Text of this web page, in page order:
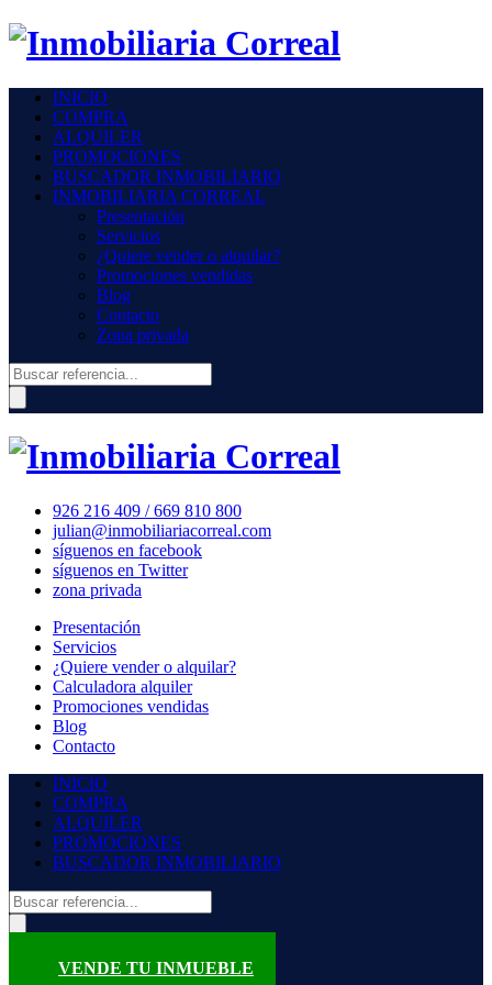
INICIO
COMPRA
ALQUILER
PROMOCIONES
BUSCADOR INMOBILIARIO
INMOBILIARIA CORREAL
Presentación
Servicios
¿Quiere vender o alquilar?
Promociones vendidas
Blog
Contacto
Zona privada
926 216 409 / 669 810 800
julian@inmobiliariacorreal.com
síguenos en facebook
síguenos en Twitter
zona privada
Presentación
Servicios
¿Quiere vender o alquilar?
Calculadora alquiler
Promociones vendidas
Blog
Contacto
INICIO
COMPRA
ALQUILER
PROMOCIONES
BUSCADOR INMOBILIARIO
VENDE TU INMUEBLE